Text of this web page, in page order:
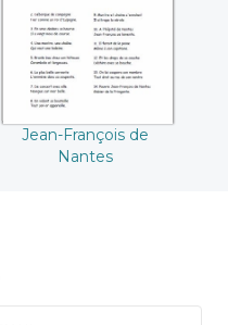
Jean-François de
Nantes